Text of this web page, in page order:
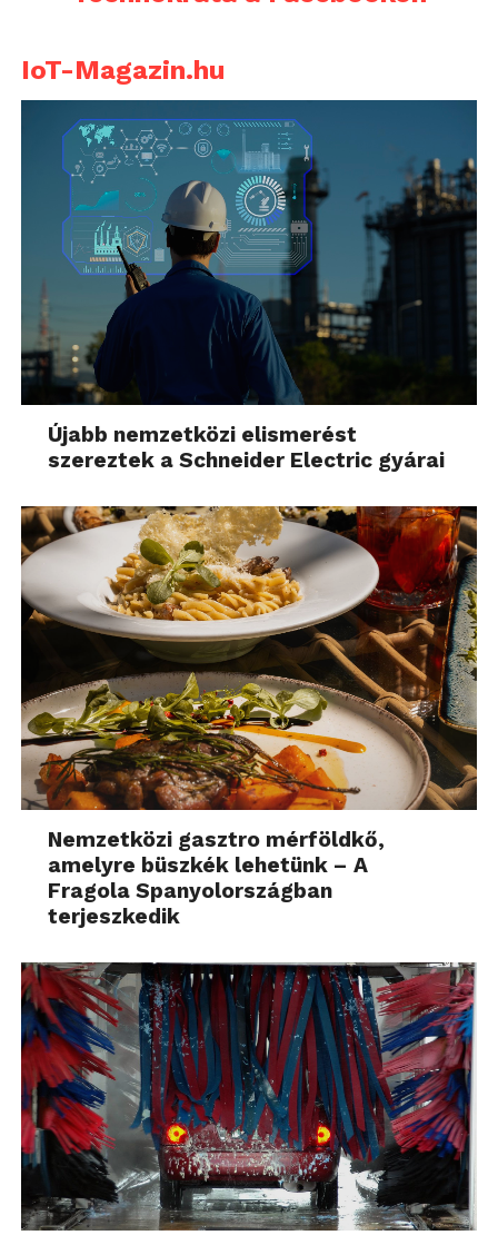
IoT-Magazin.hu
Újabb nemzetközi elismerést
szereztek a Schneider Electric gyárai
Nemzetközi gasztro mérföldkő,
amelyre büszkék lehetünk – A
Fragola Spanyolországban
terjeszkedik